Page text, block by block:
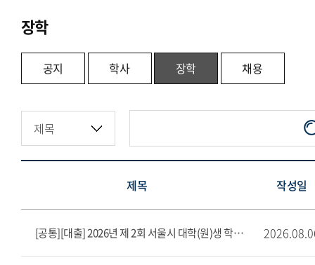
장학
공지 학사 장학
채용
제목 작성일
[공통][대출] 2026년 제 2회 서울시 대학(원)생 학자금대출 이자 지원